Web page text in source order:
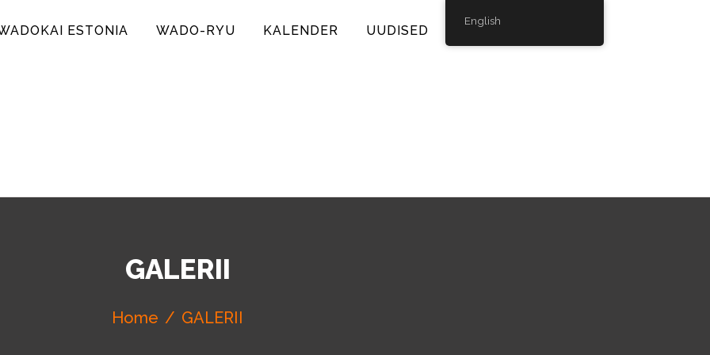
ESTONIA WADO-RYU KALENDER UUDISED GALERII
GALERII
Home GALERII
English